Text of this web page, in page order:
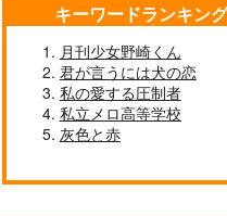
キーワードランキン
月刊少女野崎くん
君が言うには犬の恋
私の愛する圧制者
私立メロ高等学校
灰色と赤